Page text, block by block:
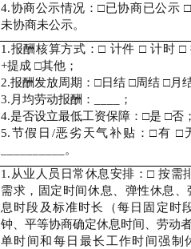
4.协商公示情况：□已协商已公示 □
未协商未公示。
1.报酬核算方式：□ 计件 □计时□
+提成 □其他；
2.报酬发放周期： □日结 □周结 □月
3.月均劳动报酬：
；
4.是否设立最低工资保障： □是 □否
5.节假日 /恶劣天气补贴：□有□
。
1.从业人员日常休息安排：□按需
需求，固定时间休息、弹性休息
息时段及标准时长（每日固定时
钟、平等协商确定休息时间、劳动
单时间和每日最长工作时间强制